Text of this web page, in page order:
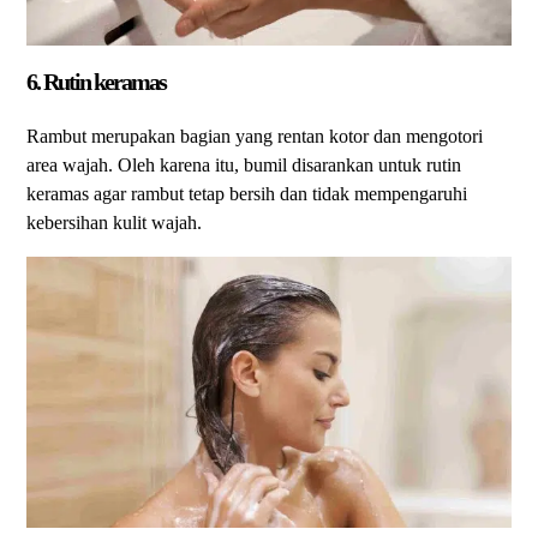
6. Rutin keramas
Rambut merupakan bagian yang rentan kotor dan mengotori
area wajah. Oleh karena itu, bumil disarankan untuk rutin
keramas agar rambut tetap bersih dan tidak mempengaruhi
kebersihan kulit wajah.